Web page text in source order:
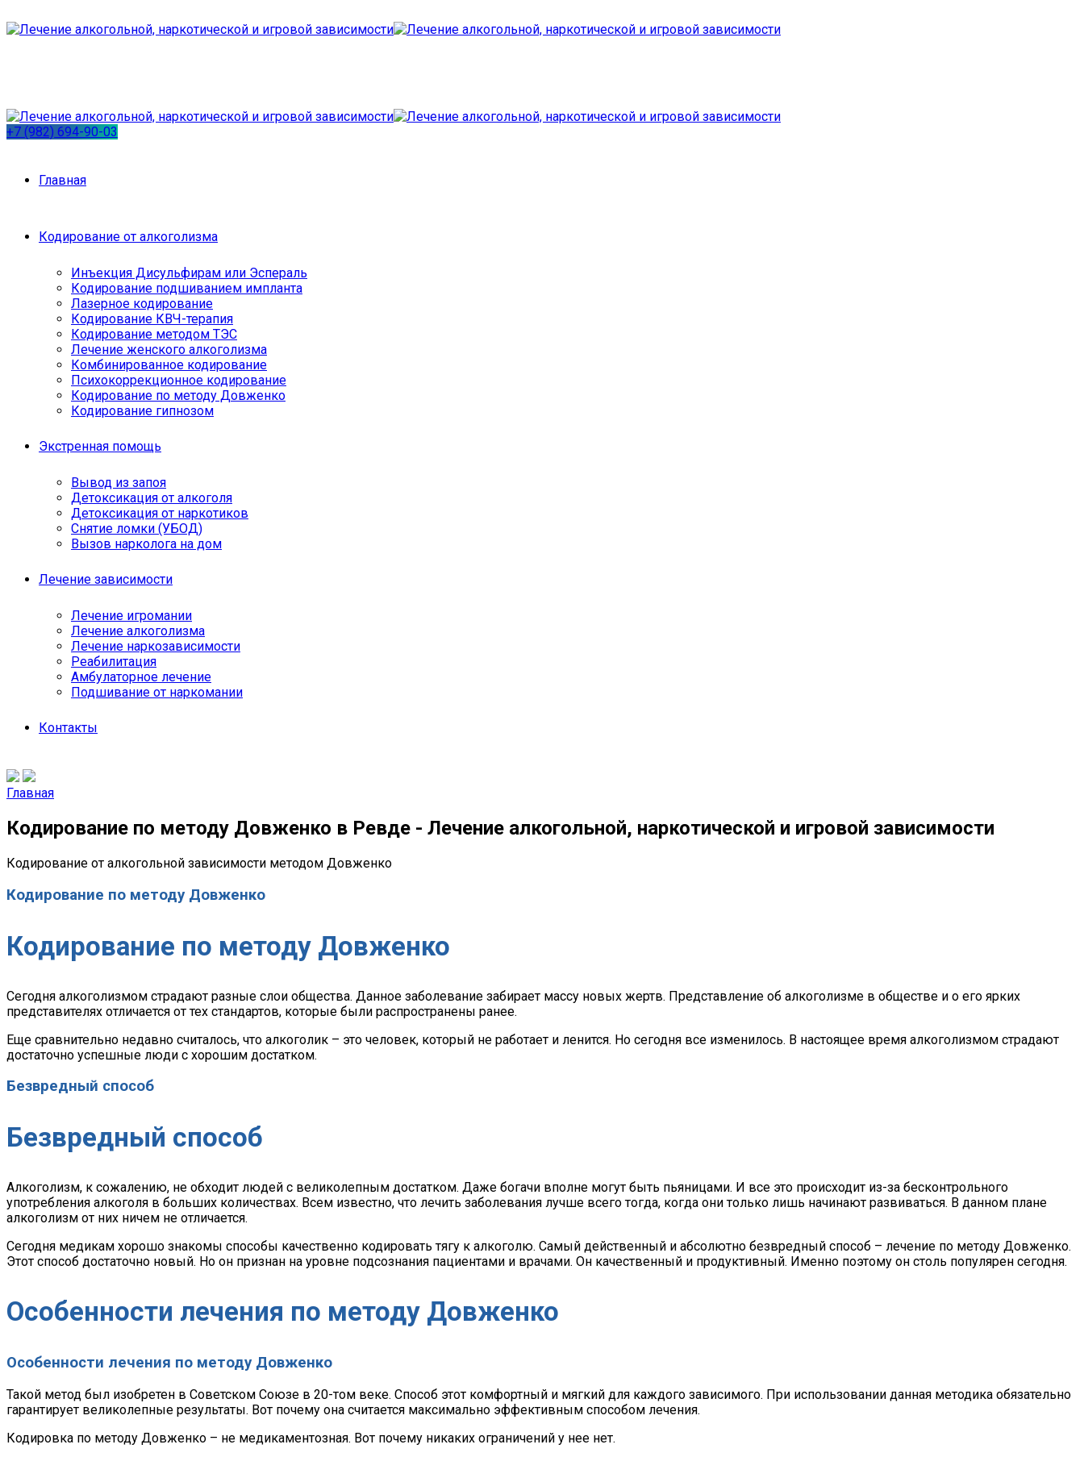
+7 (982) 694-90-03
Главная
Кодирование от алкоголизма
Инъекция Дисульфирам или Эспераль
Кодирование подшиванием импланта
Лазерное кодирование
Кодирование КВЧ-терапия
Кодирование методом ТЭС
Лечение женского алкоголизма
Комбинированное кодирование
Психокоррекционное кодирование
Кодирование по методу Довженко
Кодирование гипнозом
Экстренная помощь
Вывод из запоя
Детоксикация от алкоголя
Детоксикация от наркотиков
Снятие ломки (УБОД)
Вызов нарколога на дом
Лечение зависимости
Лечение игромании
Лечение алкоголизма
Лечение наркозависимости
Реабилитация
Амбулаторное лечение
Подшивание от наркомании
Контакты
Главная
Кодирование по методу Довженко в Ревде - Лечение алкогольной, наркотической и игровой зависимости
Кодирование от алкогольной зависимости методом Довженко
Кодирование по методу Довженко
Кодирование по методу Довженко
Сегодня алкоголизмом страдают разные слои общества. Данное заболевание забирает массу новых жертв. Представление об алкоголизме в обществе и о его ярких
представителях отличается от тех стандартов, которые были распространены ранее.
Еще сравнительно недавно считалось, что алкоголик – это человек, который не работает и ленится. Но сегодня все изменилось. В настоящее время алкоголизмом страдают
достаточно успешные люди с хорошим достатком.
Безвредный способ
Безвредный способ
Алкоголизм, к сожалению, не обходит людей с великолепным достатком. Даже богачи вполне могут быть пьяницами. И все это происходит из-за бесконтрольного
употребления алкоголя в больших количествах. Всем известно, что лечить заболевания лучше всего тогда, когда они только лишь начинают развиваться. В данном плане
алкоголизм от них ничем не отличается.
Сегодня медикам хорошо знакомы способы качественно кодировать тягу к алкоголю. Самый действенный и абсолютно безвредный способ – лечение по методу Довженко.
Этот способ достаточно новый. Но он признан на уровне подсознания пациентами и врачами. Он качественный и продуктивный. Именно поэтому он столь популярен сегодня.
Особенности лечения по методу Довженко
Особенности лечения по методу Довженко
Такой метод был изобретен в Советском Союзе в 20-том веке. Способ этот комфортный и мягкий для каждого зависимого. При использовании данная методика обязательно
гарантирует великолепные результаты. Вот почему она считается максимально эффективным способом лечения.
Кодировка по методу Довженко – не медикаментозная. Вот почему никаких ограничений у нее нет.